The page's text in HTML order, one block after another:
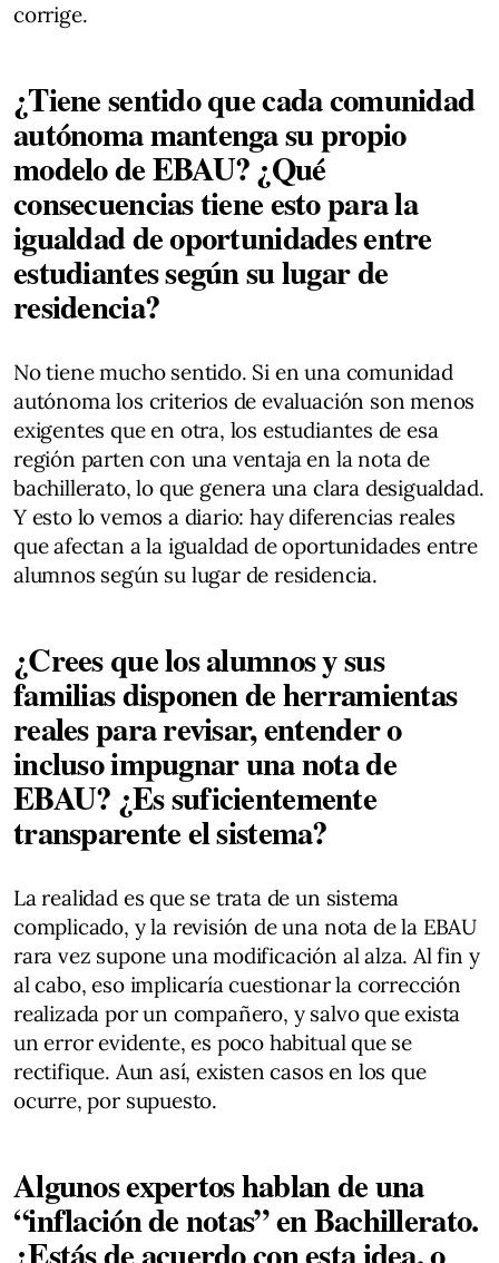
corrige.
¿Tiene sentido que cada comunidad
autónoma mantenga su propio
modelo de EBAU? ¿Qué
consecuencias tiene esto para la
igualdad de oportunidades entre
estudiantes según su lugar de
residencia?
No tiene mucho sentido. Si en una comunidad
autónoma los criterios de evaluación son menos
exigentes que en otra, los estudiantes de esa
región parten con una ventaja en la nota de
bachillerato, lo que genera una clara desigualdad.
Y esto lo vemos a diario: hay diferencias reales
que afectan a la igualdad de oportunidades entre
alumnos según su lugar de residencia.
¿Crees que los alumnos y sus
familias disponen de herramientas
reales para revisar, entender o
incluso impugnar una nota de
EBAU? ¿Es suficientemente
transparente el sistema?
La realidad es que se trata de un sistema
complicado, y la revisión de una nota de la EBAU
rara vez supone una modificación al alza. Al fin y
al cabo, eso implicaría cuestionar la corrección
realizada por un compañero, y salvo que exista
un error evidente, es poco habitual que se
rectifique. Aun así, existen casos en los que
ocurre, por supuesto.
Algunos expertos hablan de una
“inflación de notas” en Bachillerato.
¿Estás de acuerdo con esta idea, o